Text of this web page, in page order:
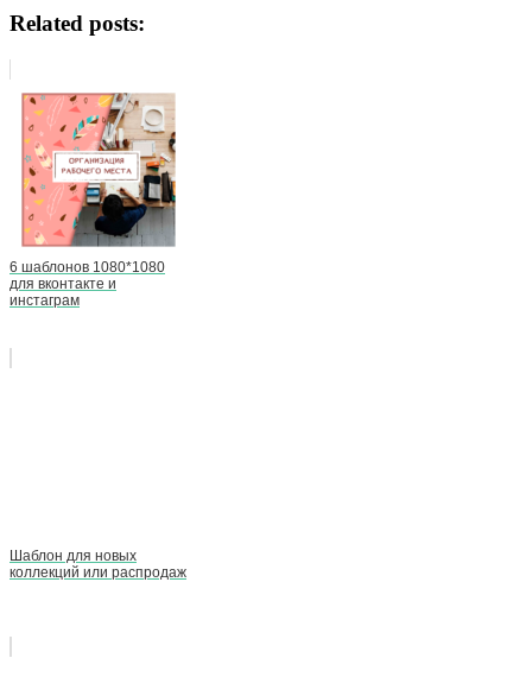
Related posts:
6 шаблонов 1080*1080
для вконтакте и
инстаграм
Шаблон для новых
коллекций или распродаж